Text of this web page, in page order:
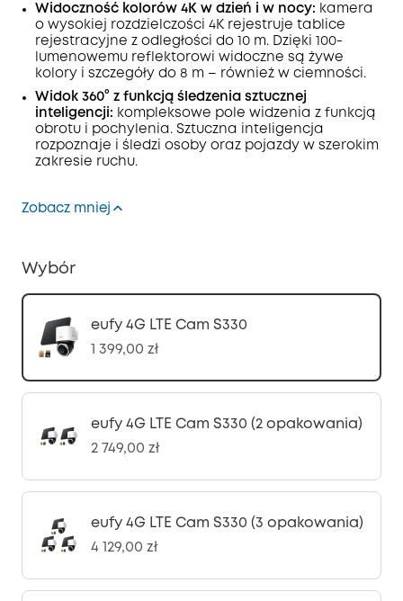
Widoczność kolorów 4K w dzień i w nocy: kamera
o wysokiej rozdzielczości 4K rejestruje tablice
rejestracyjne z odległości do 10 m. Dzięki 100-
lumenowemu reflektorowi widoczne są żywe
kolory i szczegóły do 8 m – również w ciemności.
Widok 360° z funkcją śledzenia sztucznej
inteligencji: kompleksowe pole widzenia z funkcją
obrotu i pochylenia. Sztuczna inteligencja
rozpoznaje i śledzi osoby oraz pojazdy w szerokim
zakresie ruchu.
Zobacz mniej
Wybór
eufy 4G LTE Cam S330
1 399,00 zł
eufy 4G LTE Cam S330 (2 opakowania)
2 749,00 zł
eufy 4G LTE Cam S330 (3 opakowania)
4 129,00 zł